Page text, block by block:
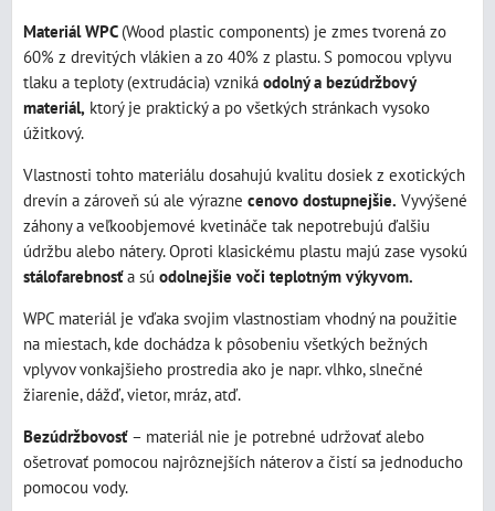
Materiál WPC (Wood plastic components) je zmes tvorená zo
60% z drevitých vlákien a zo 40% z plastu. S pomocou vplyvu
tlaku a teploty (extrudácia) vzniká odolný a bezúdržbový
materiál, ktorý je praktický a po všetkých stránkach vysoko
úžitkový.
Vlastnosti tohto materiálu dosahujú kvalitu dosiek z exotických
drevín a zároveň sú ale výrazne cenovo dostupnejšie. Vyvýšené
záhony a veľkoobjemové kvetináče tak nepotrebujú ďalšiu
údržbu alebo nátery. Oproti klasickému plastu majú zase vysokú
stálofarebnosťa sú odolnejšie voči teplotným výkyvom.
WPC materiál je vďaka svojim vlastnostiam vhodný na použitie
na miestach, kde dochádza k pôsobeniu všetkých bežných
vplyvov vonkajšieho prostredia ako je napr. vlhko, slnečné
žiarenie, dážď, vietor, mráz, atď.
Bezúdržbovosť – materiál nie je potrebné udržovať alebo
ošetrovať pomocou najrôznejších náterov a čistí sa jednoducho
pomocou vody.